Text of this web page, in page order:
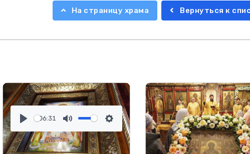
На страницу храма Вернуться к
l
06:31
u
e